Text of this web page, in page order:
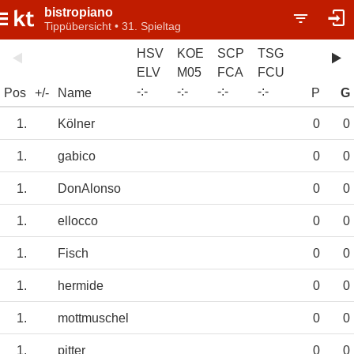
bistropiano
Tippübersicht • 31. Spieltag
Pos +/- Name
HSV
ELV
-:-
KOE
M05
-:-
SCP
FCA
-:-
TSG
FCU
-:- P G
1. Kölner 0 0
1. gabico 0 0
1. DonAlonso 0 0
1. ellocco 0 0
1. Fisch 0 0
1. hermide 0 0
1. mottmuschel 0 0
1. pitter 0 0